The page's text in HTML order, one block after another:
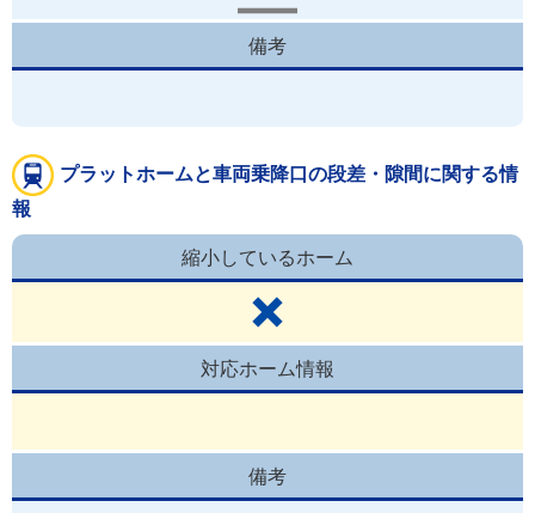
備考
プラットホームと車両乗降口の段差・隙間に関する情
報
縮小しているホーム
対応ホーム情報
備考